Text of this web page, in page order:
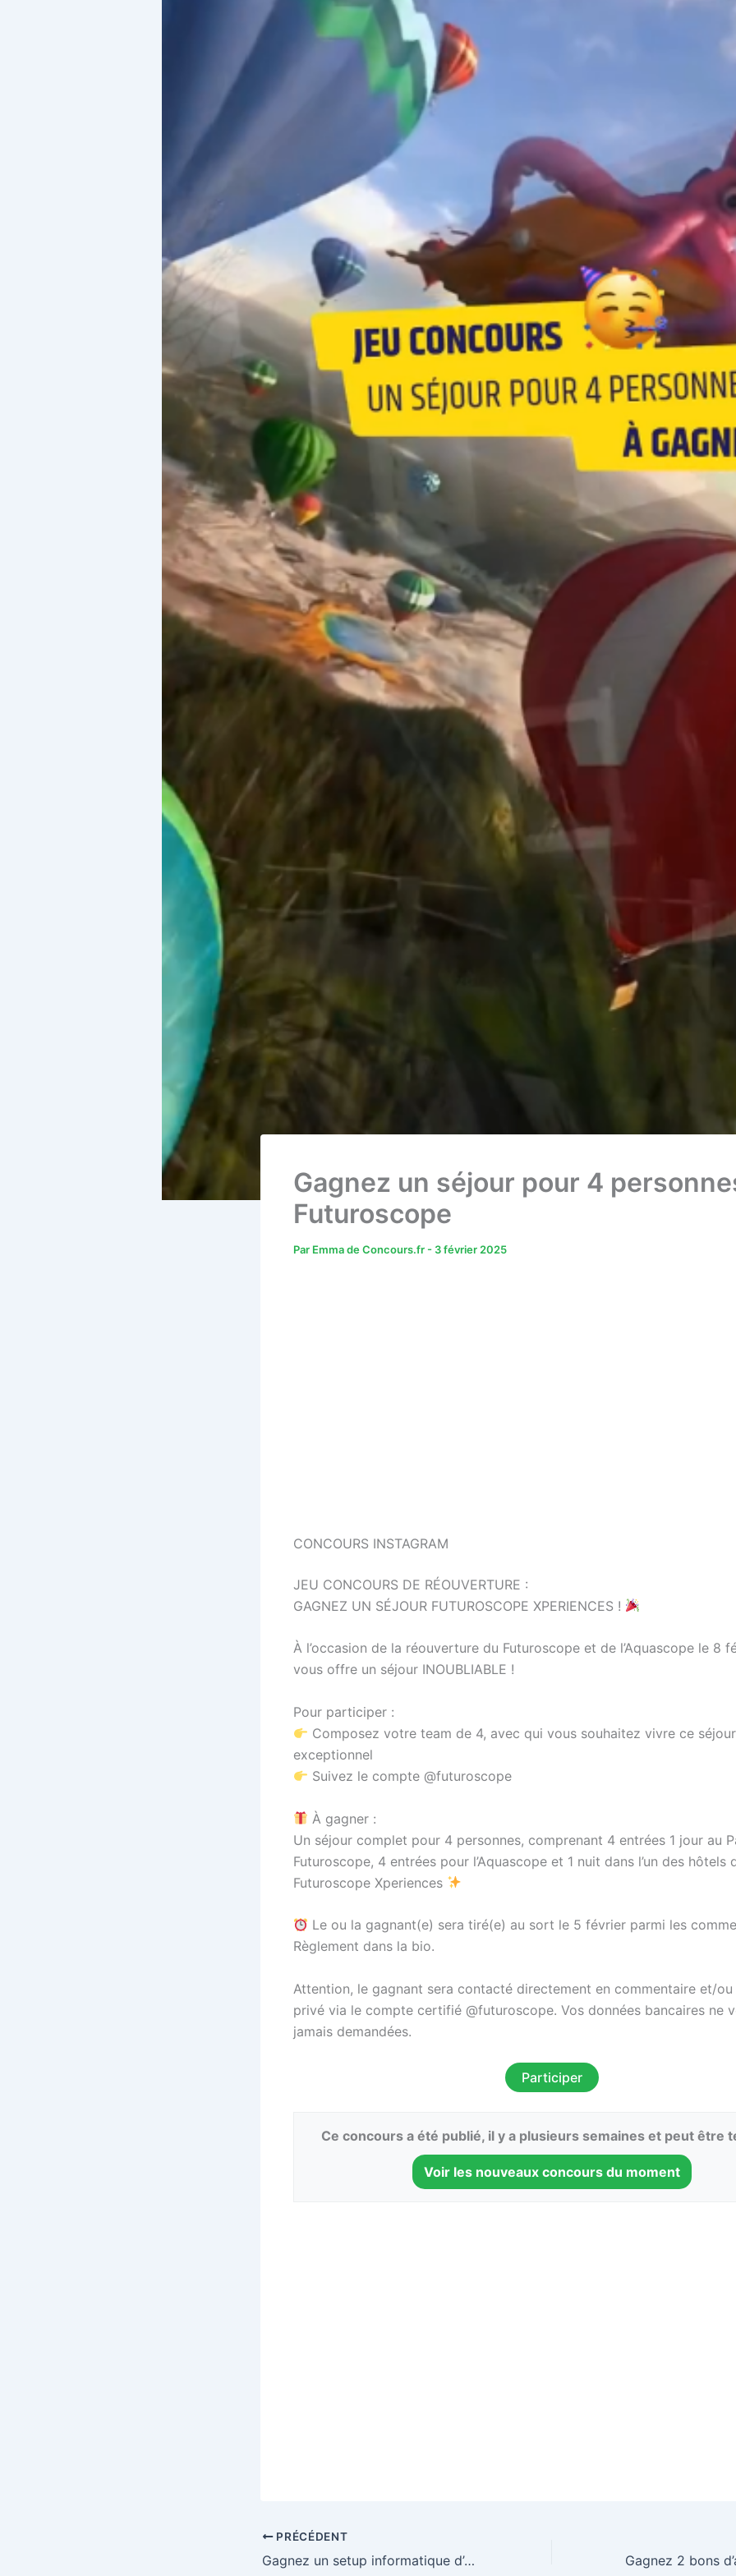
Gagnez un séjour pour 4
Futuroscope
Par Emma de Concours.fr - 3 février 2025
CONCOURS INSTAGRAM
JEU CONCOURS DE RÉOUVERTURE :
GAGNEZ UN SÉJOUR FUTUROSCOPE XPERIENCES !
À l’occasion de la réouverture du Futuroscope et de l’Aquascope le 8
vous offre un séjour INOUBLIABLE !
Pour participer :
Composez votre team de 4, avec qui vous souhaitez vivre ce séjour
exceptionnel
Suivez le compte @futuroscope
À gagner :
Un séjour complet pour 4 personnes, comprenant 4 entrées 1 jour au
Futuroscope, 4 entrées pour l’Aquascope et 1 nuit dans l’un des hôtels
Futuroscope Xperiences
Le ou la gagnant(e) sera tiré(e) au sort le 5 février parmi les
Règlement dans la bio.
Attention, le gagnant sera contacté directement en commentaire et/ou
privé via le compte certifié @futuroscope. Vos données bancaires ne
jamais demandées.
Participer
Ce concours a été publié, il y a plusieurs semaines et peut être
Voir les nouveaux concours du moment
PRÉCÉDENT
Gagnez un setup informatique d’une valeur de 6500€ avec LDLC